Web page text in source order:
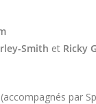
Smith et Ricky
par